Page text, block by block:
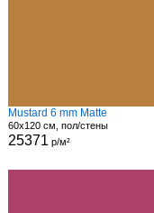
Mustard 6 mm Matte
60x120 см, пол/стены
25371 р/м²